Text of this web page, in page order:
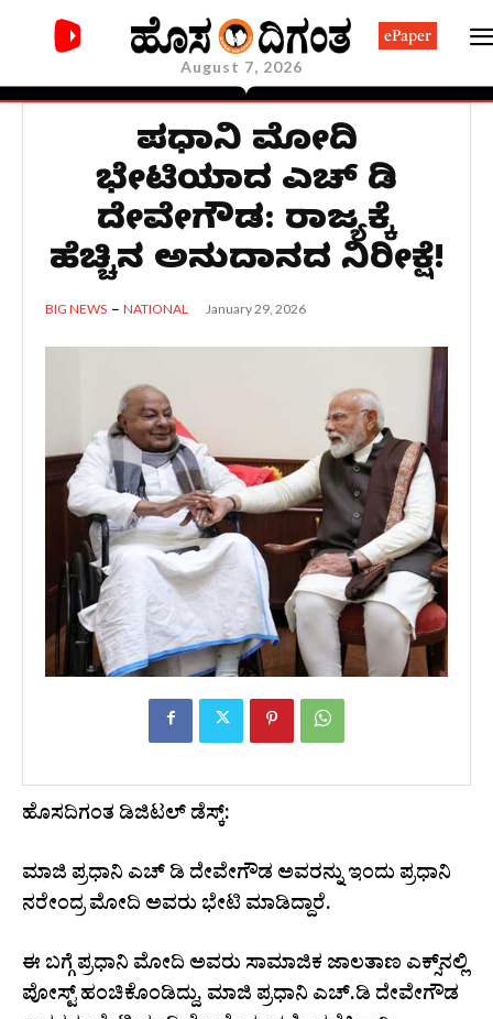
August 7, 2026
ePaper
ಪ್ರಧಾನಿ ಮೋದಿ
ಭೇಟಿಯಾದ ಎಚ್ ಡಿ
ದೇವೇಗೌಡ: ರಾಜ್ಯಕ್ಕೆ
ಹೆಚ್ಚಿನ ಅನುದಾನದ ನಿರೀಕ್ಷೆ!
BIG NEWS NATIONAL January 29, 2026
ಹೊಸದಿಗಂತ ಡಿಜಿಟಲ್ ಡೆಸ್ಕ್:
ಮಾಜಿ ಪ್ರಧಾನಿ ಎಚ್ ಡಿ ದೇವೇಗೌಡ ಅವರನ್ನು ಇಂದು ಪ್ರಧಾನಿ
ನರೇಂದ್ರ ಮೋದಿ ಅವರು ಭೇಟಿ ಮಾಡಿದ್ದಾರೆ.
ಈ ಬಗ್ಗೆ ಪ್ರಧಾನಿ ಮೋದಿ ಅವರು ಸಾಮಾಜಿಕ ಜಾಲತಾಣ ಎಕ್ಸ್‌ನಲ್ಲಿ
ಪೋಸ್ಟ್‌ ಹಂಚಿಕೊಂಡಿದ್ದು, ಮಾಜಿ ಪ್ರಧಾನಿ ಎಚ್‌.ಡಿ ದೇವೇಗೌಡ